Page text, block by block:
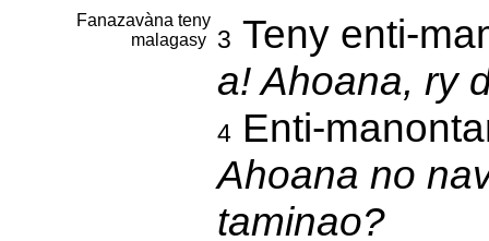
Fanazavàna teny
malagasy
3 Teny enti-
a! Ahoana, ry
4Enti-
Ahoana no
taminao?